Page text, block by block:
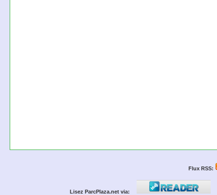
Flux RSS:
Lisez ParcPlaza.net via: